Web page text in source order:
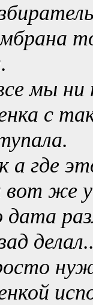
мы ни
с
а где
вот же у